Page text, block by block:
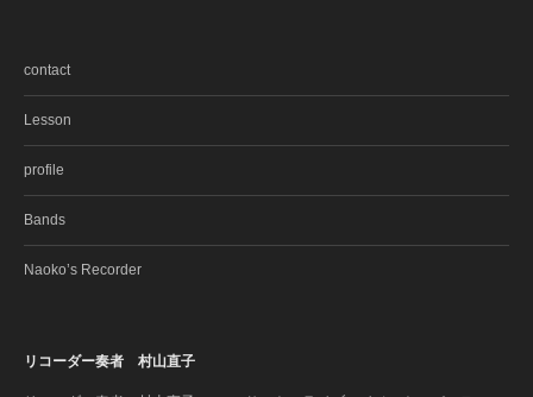
contact
Lesson
profile
Bands
Naoko’s Recorder
リコーダー奏者 村山直子